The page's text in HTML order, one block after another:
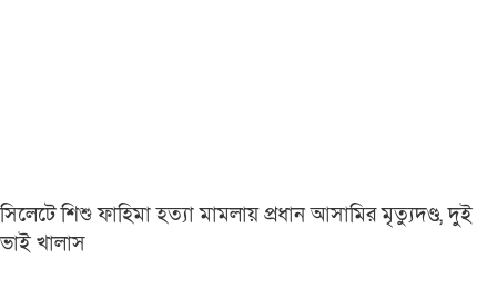
সিলেটে শিশু ফাহিমা হত্যা মামলায় প্রধান আসামির মৃত্যুদণ্ড, দুই
ভাই খালাস